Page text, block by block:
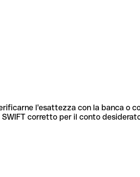
l'esattezza con la banca o
corretto per il conto